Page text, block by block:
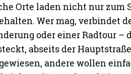
Orte laden nicht nur zum
Wer mag, verbindet
oder einer Radtour –
abseits der
andere wollen